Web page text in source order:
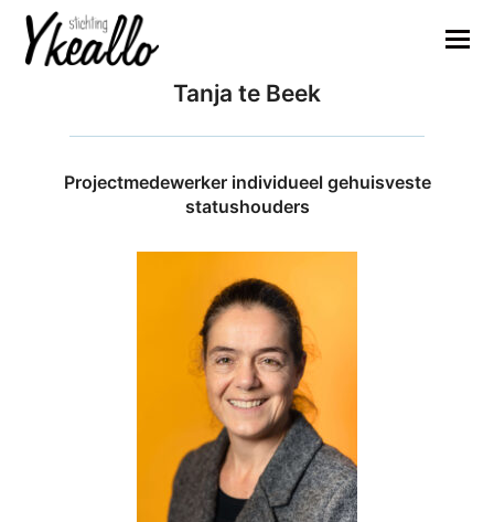
Tanja te Beek
Projectmedewerker individueel gehuisveste
statushouders